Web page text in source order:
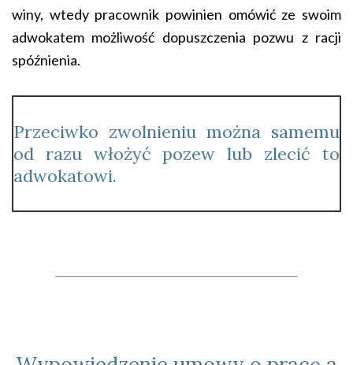
winy, wtedy pracownik powinien omówić ze swoim
adwokatem możliwość dopuszczenia pozwu z racji
spóźnienia.
Przeciwko zwolnieniu można samemu
od razu włożyć pozew lub zlecić to
adwokatowi.